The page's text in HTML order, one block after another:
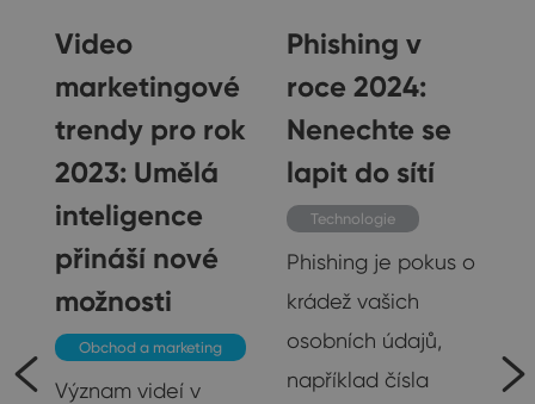
Video
marketingové
trendy pro rok
2023: Umělá
inteligence
přináší nové
možnosti
Obchod a marketing
Význam videí v
Phishing v
roce 2024:
Nenechte se
lapit do sítí
Technologie
Phishing je pokus o
krádež vašich
osobních údajů,
například čísla